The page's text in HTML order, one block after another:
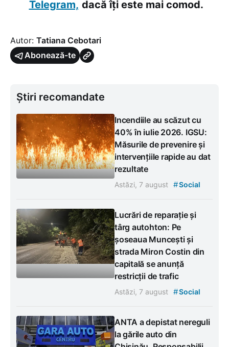
Telegram, dacă îți este mai comod.
Autor: Tatiana Cebotari
Abonează-te
Știri recomandate
Incendiile au scăzut cu
40% în iulie 2026. IGSU:
Măsurile de prevenire și
intervențiile rapide au dat
rezultate
Astăzi, 7 august #Social
Lucrări de reparație și
târg autohton: Pe
șoseaua Muncești și
strada Miron Costin din
capitală se anunță
restricții de trafic
Astăzi, 7 august #Social
ANTA a depistat nereguli
la gările auto din